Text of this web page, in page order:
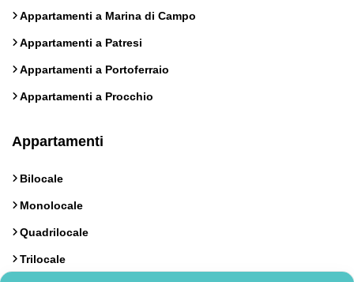
Appartamenti a Marina di Campo
Appartamenti a Patresi
Appartamenti a Portoferraio
Appartamenti a Procchio
Appartamenti
Bilocale
Monolocale
Quadrilocale
Trilocale